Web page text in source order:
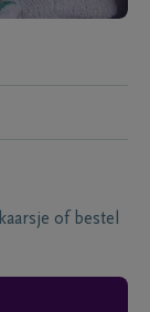
of bestel